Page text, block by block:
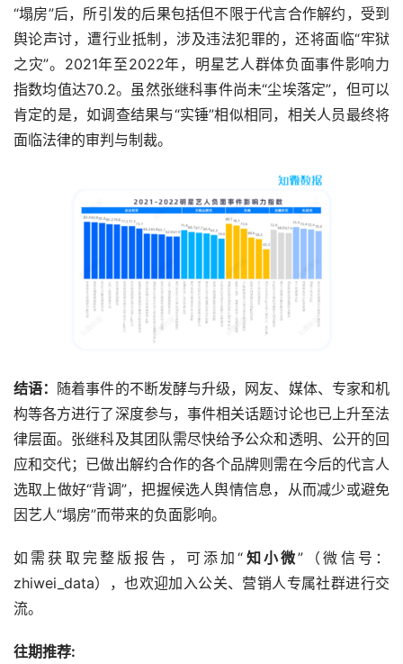
“塌房”后，所引发的后果包括但不限于代言合作解约，受到
舆论声讨，遭行业抵制，涉及违法犯罪的，还将面临“牢狱
之灾”。2021年至2022年，明星艺人群体负面事件影响力
指数均值达70.2。虽然张继科事件尚未“尘埃落定”，但可以
肯定的是，如调查结果与“实锤”相似相同，相关人员最终将
面临法律的审判与制裁。
结语： 随着事件的不断发酵与升级，网友、媒体、专家和机
构等各方进行了深度参与，事件相关话题讨论也已上升至法
律层面。张继科及其团队需尽快给予公众和透明、公开的回
应和交代；已做出解约合作的各个品牌则需在今后的代言人
选取上做好“背调”，把握候选人舆情信息，从而减少或避免
因艺人“塌房”而带来的负面影响。
如需获取完整版报告，可添加“ 知小微”（微信号：
zhiwei_data），也欢迎加入公关、营销人专属社群进行交
流。
往期推荐: